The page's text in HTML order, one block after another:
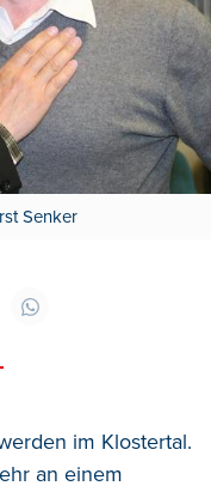
Senker
im Klostertal.
an einem